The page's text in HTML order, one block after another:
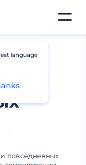
повседневных
language